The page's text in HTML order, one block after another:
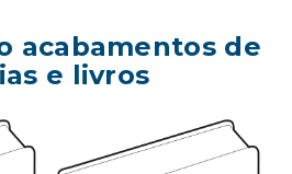
acabamentos de
e livros